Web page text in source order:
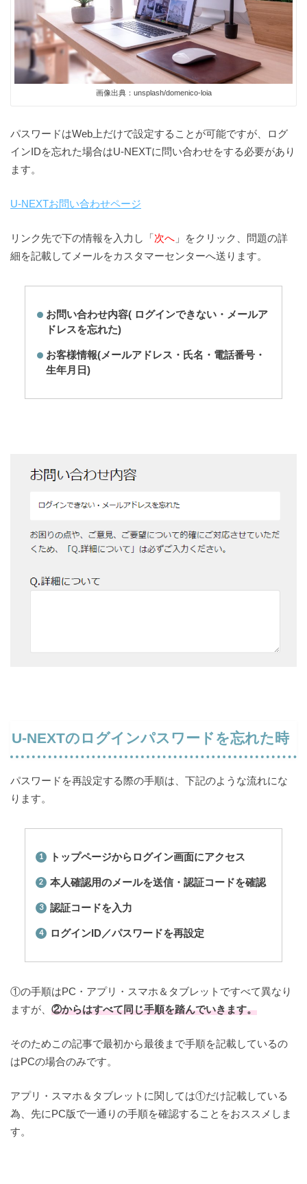
画像出典：unsplash/domenico-loia
パスワードはWeb上だけで設定することが可能ですが、ログ
インIDを忘れた場合はU-NEXTに問い合わせをする必要があり
ます。
U-NEXTお問い合わせページ
リンク先で下の情報を入力し「次へ 」をクリック、問題の詳
細を記載してメールをカスタマーセンターへ送ります。
お問い合わせ内容( ログインできない・メールア
ドレスを忘れた)
お客様情報(メールアドレス・氏名・電話番号・
生年月日)
U-NEXTのログインパスワードを忘れた時
パスワードを再設定する際の手順は、下記のような流れにな
ります。
トップページからログイン画面にアクセス
本人確認用のメールを送信・認証コードを確認
認証コードを入力
ログインID／パスワードを再設定
①の手順はPC・アプリ・スマホ＆タブレットですべて異なり
ますが、 ②からはすべて同じ手順を踏んでいきます。
そのためこの記事で最初から最後まで手順を記載しているの
はPCの場合のみです。
アプリ・スマホ＆タブレットに関しては①だけ記載している
為、先にPC版で一通りの手順を確認することをおススメしま
す。